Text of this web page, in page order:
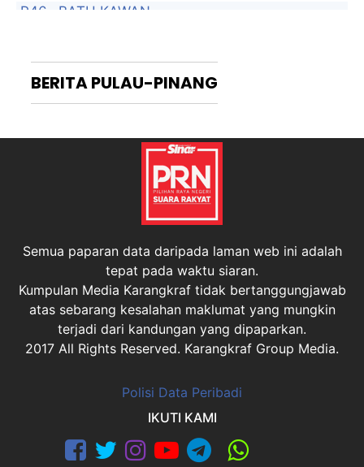
P46
BATU KAWAN
P50
JELUTONG
BALIK PULAU
BERITAPULAU-PINANG
Semua paparan data daripada laman web ini adalah
tepat pada waktu siaran.
Kumpulan Media Karangkraf tidak bertanggungjawab
atas sebarang kesalahan maklumat yang mungkin
terjadi dari kandungan yang dipaparkan.
2017 All Rights Reserved. Karangkraf Group Media.
Polisi Data Peribadi
IKUTI KAMI